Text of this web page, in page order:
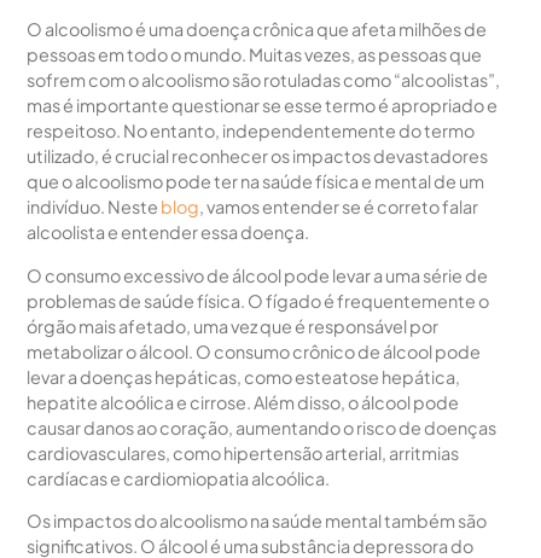
O alcoolismo é uma doença crônica que afeta milhões de
pessoas em todo o mundo. Muitas vezes, as pessoas que
sofrem com o alcoolismo são rotuladas como “alcoolistas”,
mas é importante questionar se esse termo é apropriado e
respeitoso. No entanto, independentemente do termo
utilizado, é crucial reconhecer os impactos devastadores
que o alcoolismo pode ter na saúde física e mental de um
indivíduo. Neste blog, vamos entender se é correto falar
alcoolista e entender essa doença.
O consumo excessivo de álcool pode levar a uma série de
problemas de saúde física. O fígado é frequentemente o
órgão mais afetado, uma vez que é responsável por
metabolizar o álcool. O consumo crônico de álcool pode
levar a doenças hepáticas, como esteatose hepática,
hepatite alcoólica e cirrose. Além disso, o álcool pode
causar danos ao coração, aumentando o risco de doenças
cardiovasculares, como hipertensão arterial, arritmias
cardíacas e cardiomiopatia alcoólica.
Os impactos do alcoolismo na saúde mental também são
significativos. O álcool é uma substância depressora do